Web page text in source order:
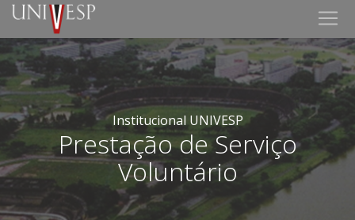
Institucional UNIVESP
Prestação de Serviço
Voluntário